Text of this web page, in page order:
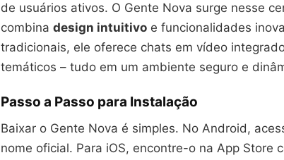
de usuários ativos. O Gente Nova surge nesse
combina design intuitivo e funcionalidades
tradicionais, ele oferece chats em vídeo
temáticos – tudo em um ambiente seguro e
Passo a Passo para Instalação
Baixar o Gente Nova é simples. No Android,
nome oficial. Para iOS, encontre-o na App Store